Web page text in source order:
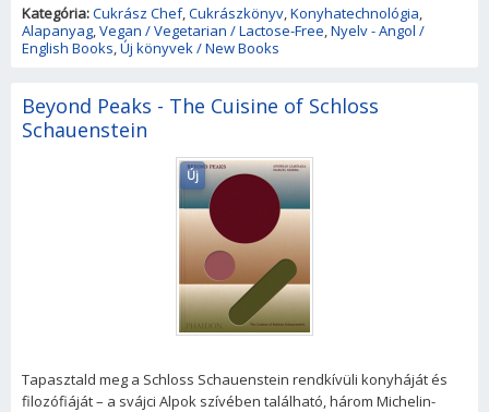
Kategória:Cukrász Chef,Cukrászkönyv,Konyhatechnológia,
Alapanyag,Vegan / Vegetarian / Lactose-Free,Nyelv - Angol /
English Books,Új könyvek / New Books
Beyond Peaks - The Cuisine of Schloss
Schauenstein
Új
Tapasztald meg a Schloss Schauenstein rendkívüli konyháját és
filozófiáját – a svájci Alpok szívében található, három Michelin-